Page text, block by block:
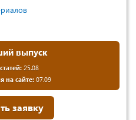
выпуск
25.08
на сайте:07.09
заявку